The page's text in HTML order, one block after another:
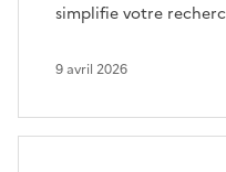
simplifie votre
9 avril 2026